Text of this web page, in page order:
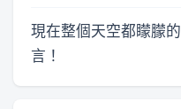
現在整個天空都矇朦
言！